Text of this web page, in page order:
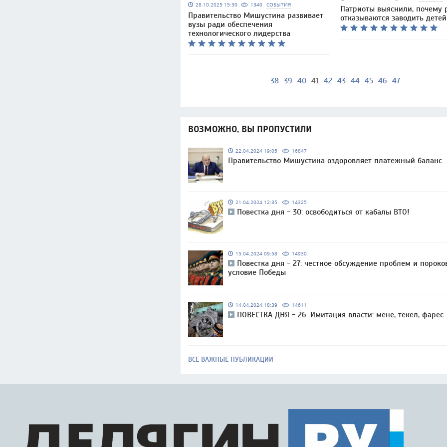
28.10.2025 15:30 1340 СОБЫТИЯ
Правительство Мишустина развивает
вузы ради обеспечения
технологического лидерства
Патриоты выяснили, почему
отказываются заводить детей
38 39 40 41 42 43 44 45 46 47
ВОЗМОЖНО, ВЫ ПРОПУСТИЛИ
22.04.2024 19:05 16847
Правительство Мишустина оздоровляет платежный баланс
21.04.2024 12:35 14325
Повестка дня - 30: освободиться от кабалы ВТО!
15.04.2024 09:58 14930
Повестка дня - 27: честное обсуждение проблем и
условие Победы
14.04.2024 18:39 14611
ПОВЕСТКА ДНЯ - 26. Имитация власти: мене, текел, фарес
ВСЕ ВАЖНЫЕ ПУБЛИКАЦИИ